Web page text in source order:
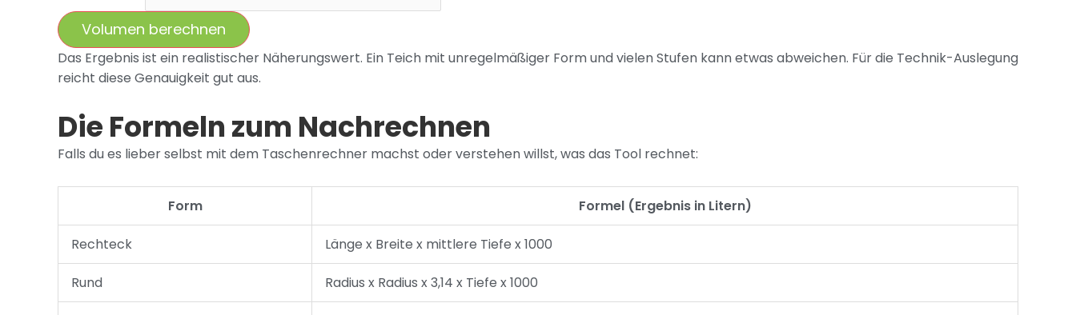
Volumen berechnen
Das Ergebnis ist ein realistischer Näherungswert. Ein Teich mit unregelmäßiger Form und vielen Stufen kann etwas abweichen. Für die Technik-Auslegung
reicht diese Genauigkeit gut aus.
Die Formeln zum Nachrechnen
Falls du es lieber selbst mit dem Taschenrechner machst oder verstehen willst, was das Tool rechnet:
Form Formel (Ergebnis in Litern)
Rechteck Länge x Breite x mittlere Tiefe x 1000
Rund Radius x Radius x 3,14 x Tiefe x 1000